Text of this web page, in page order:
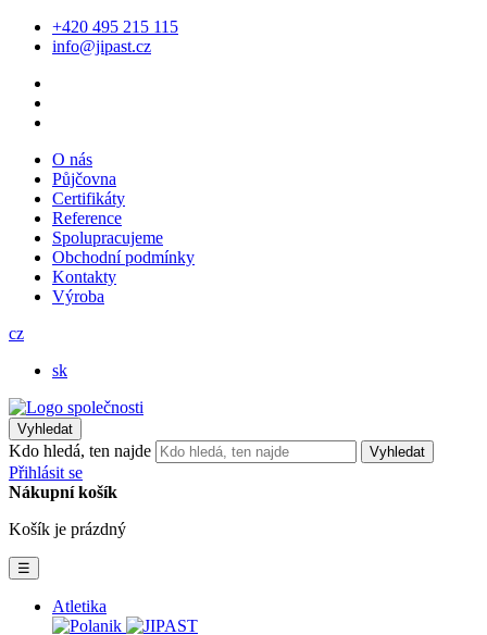
+420 495 215 115
info@jipast.cz
O nás
Půjčovna
Certifikáty
Reference
Spolupracujeme
Obchodní podmínky
Kontakty
Výroba
cz
sk
Vyhledat
Kdo hledá, ten najde Vyhledat
Přihlásit se
Nákupní košík
Košík je prázdný
☰
Atletika